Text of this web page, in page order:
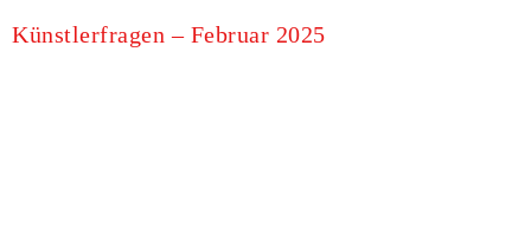
Künstlerfragen – Februar 2025